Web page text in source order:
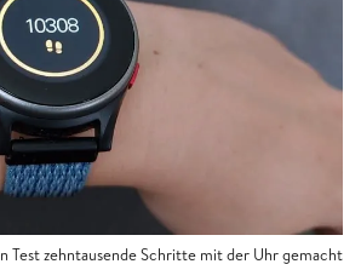
Test zehntausende Schritte mit der Uhr gemacht